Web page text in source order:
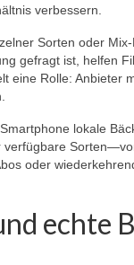
verbessern.
Sorten oder
gefragt ist, helfen
eine Rolle: Anbieter
lokale
oder
echte